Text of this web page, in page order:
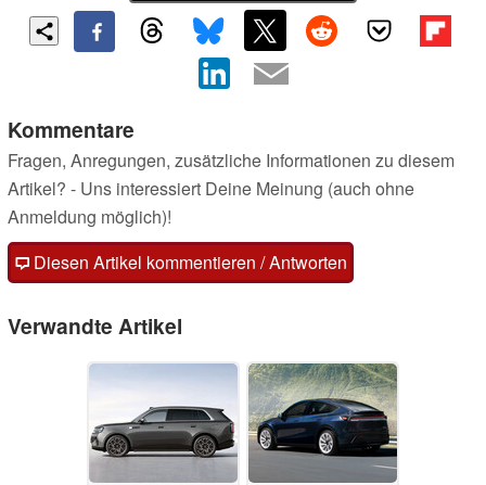
Kommentare
Fragen, Anregungen, zusätzliche Informationen zu diesem
Artikel? - Uns interessiert Deine Meinung (auch ohne
Anmeldung möglich)!
Diesen Artikel kommentieren / Antworten
Verwandte Artikel